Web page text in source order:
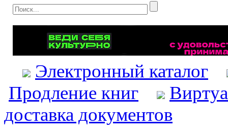
Электронный каталог
Продление книг
доставка документов